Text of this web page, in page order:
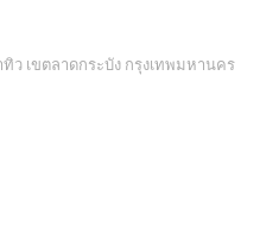
ว เขตลาดกระบัง กรุงเทพมหานคร